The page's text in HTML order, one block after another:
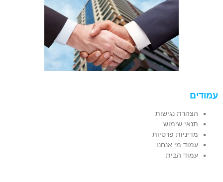
עמודים
הצהרת נגישות
תנאי שימוש
מדיניות פרטיות
עמוד מי אנחנו
עמוד הבית